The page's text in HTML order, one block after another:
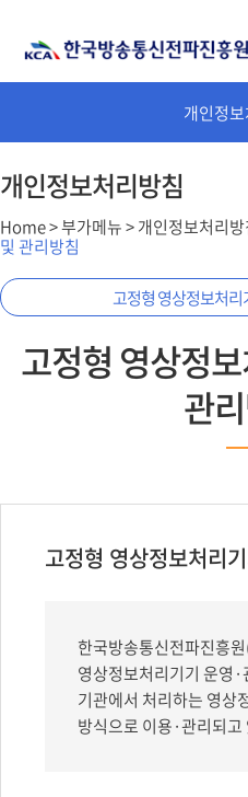
이
개인정
이메일주소
저작
홈페이
사
전문
대표전
자격검
개인정보처리방침
Home > 부가메뉴 > 개인정보처리
및 관리방침
개인정
고정형 영상정보처리
고정형 영상정
관
고정형 영상정보처리
한국방송통신전파진흥
영상정보처리기기 운영
기관에서 처리하는 영상
방식으로 이용·관리되